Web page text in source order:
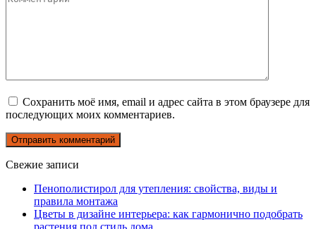
Сохранить моё имя, email и адрес сайта в этом браузере для
последующих моих комментариев.
Свежие записи
Пенополистирол для утепления: свойства, виды и
правила монтажа
Цветы в дизайне интерьера: как гармонично подобрать
растения под стиль дома